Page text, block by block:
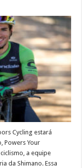
Cycling estará
Powers Your
a equipe
da Shimano. Essa